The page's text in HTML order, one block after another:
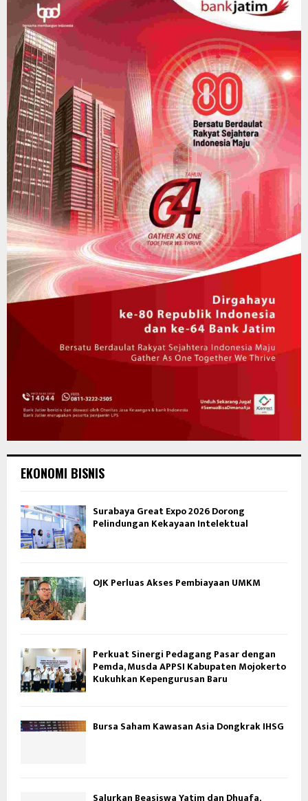
EKONOMI BISNIS
Surabaya Great Expo 2026 Dorong
Pelindungan Kekayaan Intelektual
OJK Perluas Akses Pembiayaan UMKM
Perkuat Sinergi Pedagang Pasar dengan
Pemda, Musda APPSI Kabupaten Mojokerto
Kukuhkan Kepengurusan Baru
Bursa Saham Kawasan Asia Dongkrak IHSG